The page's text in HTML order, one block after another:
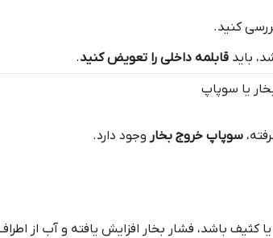
کنید.
باید قابلمه داخلی را تعویض کنید.
سوپاپ خروج بخار وجود دارد.
کثیف باشد، فشار بخار افزایش یافته و آب از